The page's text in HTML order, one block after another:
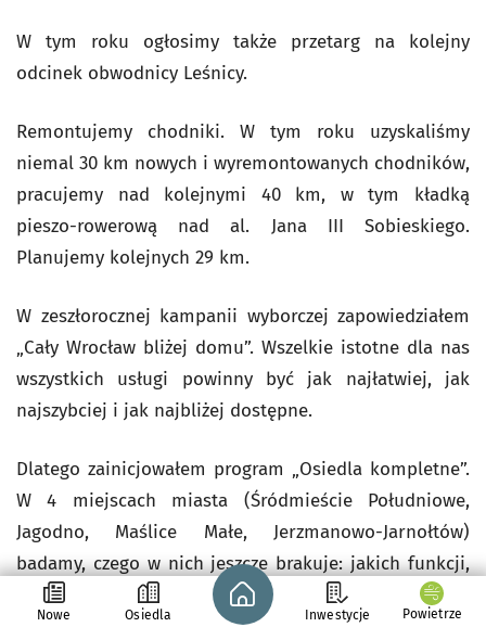
W tym roku ogłosimy także przetarg na kolejny
odcinek obwodnicy Leśnicy.
Remontujemy chodniki. W tym roku uzyskaliśmy
niemal 30 km nowych i wyremontowanych chodników,
pracujemy nad kolejnymi 40 km, w tym kładką
pieszo-rowerową nad al. Jana III Sobieskiego.
Planujemy kolejnych 29 km.
W zeszłorocznej kampanii wyborczej zapowiedziałem
„Cały Wrocław bliżej domu”. Wszelkie istotne dla nas
wszystkich usługi powinny być jak najłatwiej, jak
najszybciej i jak najbliżej dostępne.
Dlatego zainicjowałem program „Osiedla kompletne”.
W 4 miejscach miasta (Śródmieście Południowe,
Jagodno, Maślice Małe, Jerzmanowo-Jarnołtów)
badamy, czego w nich jeszcze brakuje: jakich funkcji,
usług, jakiej infrastruktury. Współpracujemy przy tym
z radnymi osiedlowymi i organizacjami
Nowe Osiedla
Strona główna - wroclaw.pl
Inwestycje Powietrze